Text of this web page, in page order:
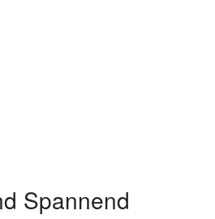
Spannend